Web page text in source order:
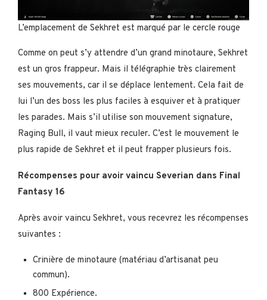
L’emplacement de Sekhret est marqué par le cercle rouge
Comme on peut s’y attendre d’un grand minotaure, Sekhret
est un gros frappeur. Mais il télégraphie très clairement
ses mouvements, car il se déplace lentement. Cela fait de
lui l’un des boss les plus faciles à esquiver et à pratiquer
les parades. Mais s’il utilise son mouvement signature,
Raging Bull, il vaut mieux reculer. C’est le mouvement le
plus rapide de Sekhret et il peut frapper plusieurs fois.
Récompenses pour avoir vaincu Severian dans Final
Fantasy 16
Après avoir vaincu Sekhret, vous recevrez les récompenses
suivantes :
Crinière de minotaure (matériau d’artisanat peu
commun).
800 Expérience.